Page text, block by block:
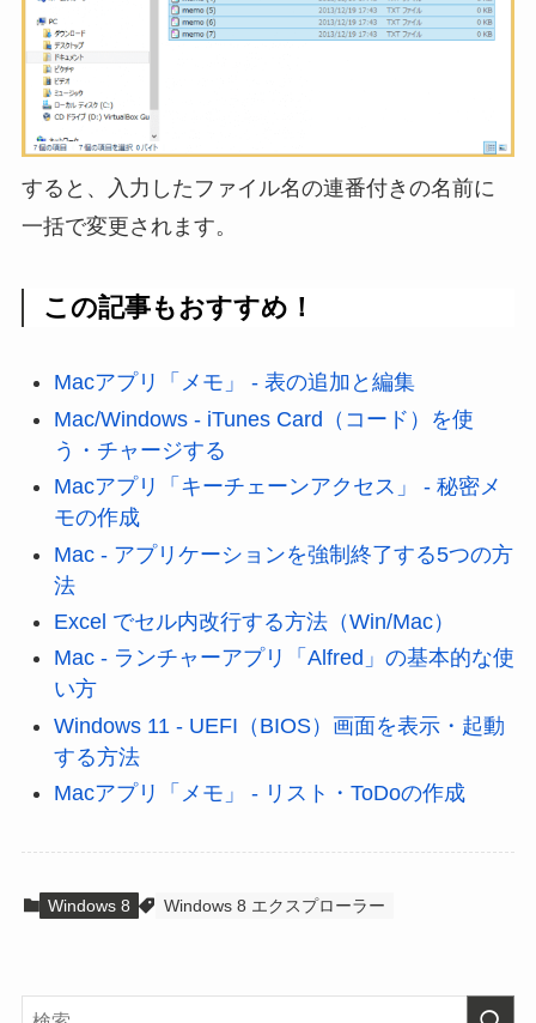
すると、入力したファイル名の連番付きの名前に
一括で変更されます。
この記事もおすすめ！
Macアプリ「メモ」 - 表の追加と編集
Mac/Windows - iTunes Card（コード）を使
う・チャージする
Macアプリ「キーチェーンアクセス」 - 秘密メ
モの作成
Mac - アプリケーションを強制終了する5つの方
法
Excel でセル内改行する方法（Win/Mac）
Mac - ランチャーアプリ「Alfred」の基本的な使
い方
Windows 11 - UEFI（BIOS）画面を表示・起動
する方法
Macアプリ「メモ」 - リスト・ToDoの作成
Windows 8 Windows 8 エクスプローラー